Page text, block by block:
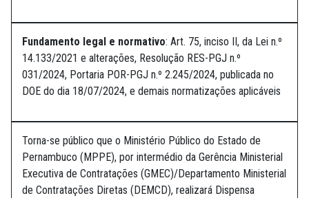
Fundamento legal e normativo: Art. 75, inciso II, da Lei n.º
14.133/2021 e alterações, Resolução RES-PGJ n.º
031/2024, Portaria POR-PGJ n.º 2.245/2024, publicada no
DOE do dia 18/07/2024, e demais normatizações aplicáveis
Torna-se público que o Ministério Público do Estado de
Pernambuco (MPPE), por intermédio da Gerência Ministerial
Executiva de Contratações (GMEC)/Departamento Ministerial
de Contratações Diretas (DEMCD), realizará Dispensa